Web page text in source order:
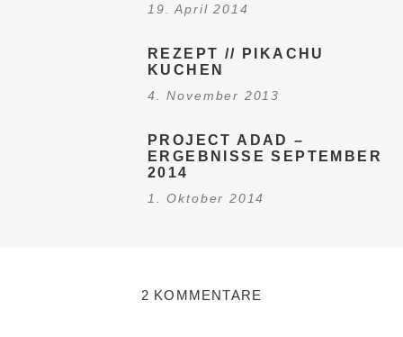
19. April 2014
REZEPT // PIKACHU
KUCHEN
4. November 2013
PROJECT ADAD –
ERGEBNISSE SEPTEMBER
2014
1. Oktober 2014
2 KOMMENTARE